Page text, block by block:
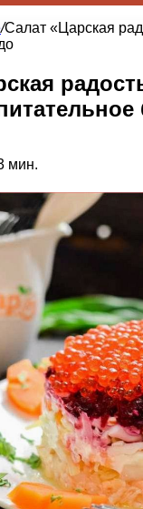
/Салат «Царская
мин.